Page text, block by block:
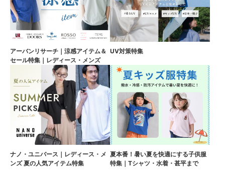
アーバンリサーチ｜涼感アイテム＆
セール特集｜レディース・メンズ
UV対策特集
ナノ・ユニバース｜レディース・メ
ンズ 夏の人気アイテム特集
夏本番！暑い夏を快適にする子供服
特集｜Tシャツ・水着・甚平まで